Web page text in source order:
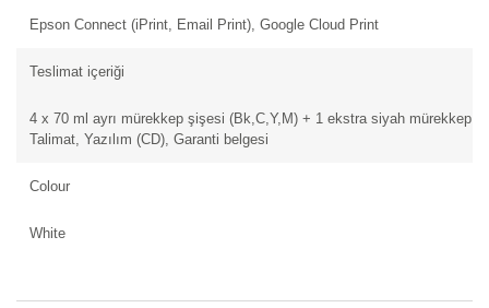
Epson Connect (iPrint, Email Print), Google Cloud Print
Teslimat içeriği
4 x 70 ml ayrı mürekkep şişesi (Bk,C,Y,M) + 1 ekstra siyah mürekkep
Talimat, Yazılım (CD), Garanti belgesi
Colour
White